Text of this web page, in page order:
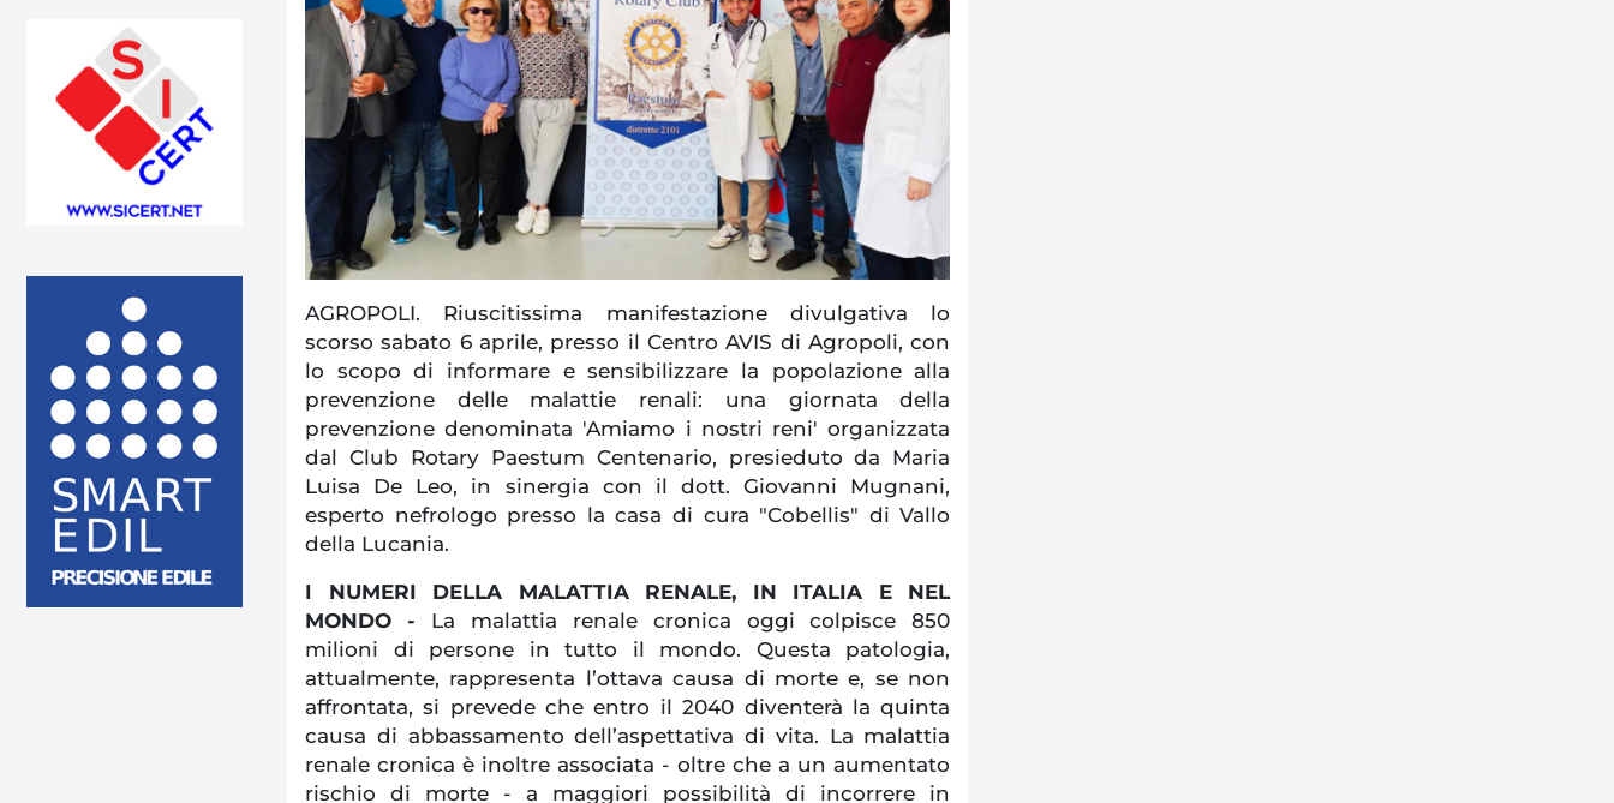
AGROPOLI. Riuscitissima manifestazione divulgativa lo
scorso sabato 6 aprile, presso il Centro AVIS di Agropoli, con
lo scopo di informare e sensibilizzare la popolazione alla
prevenzione delle malattie renali: una giornata della
prevenzione denominata 'Amiamo i nostri reni' organizzata
dal Club Rotary Paestum Centenario, presieduto da Maria
Luisa De Leo, in sinergia con il dott. Giovanni Mugnani,
esperto nefrologo presso la casa di cura "Cobellis" di Vallo
della Lucania.
I NUMERI DELLA MALATTIA RENALE, IN ITALIA E NEL
MONDO - La malattia renale cronica oggi colpisce 850
milioni di persone in tutto il mondo. Questa patologia,
attualmente, rappresenta l’ottava causa di morte e, se non
affrontata, si prevede che entro il 2040 diventerà la quinta
causa di abbassamento dell’aspettativa di vita. La malattia
renale cronica è inoltre associata - oltre che a un aumentato
rischio di morte - a maggiori possibilità di incorrere in